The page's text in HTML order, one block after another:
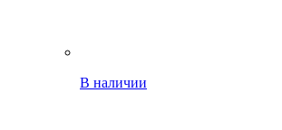
В наличии